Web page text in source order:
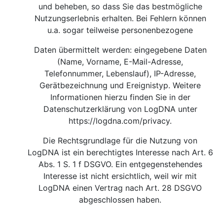
und beheben, so dass Sie das bestmögliche
Nutzungserlebnis erhalten. Bei Fehlern können
u.a. sogar teilweise personenbezogene
Daten übermittelt werden: eingegebene Daten
(Name, Vorname, E-Mail-Adresse,
Telefonnummer, Lebenslauf), IP-Adresse,
Gerätbezeichnung und Ereignistyp. Weitere
Informationen hierzu finden Sie in der
Datenschutzerklärung von LogDNA unter
https://logdna.com/privacy.
Die Rechtsgrundlage für die Nutzung von
LogDNA ist ein berechtigtes Interesse nach Art. 6
Abs. 1 S. 1 f DSGVO. Ein entgegenstehendes
Interesse ist nicht ersichtlich, weil wir mit
LogDNA einen Vertrag nach Art. 28 DSGVO
abgeschlossen haben.